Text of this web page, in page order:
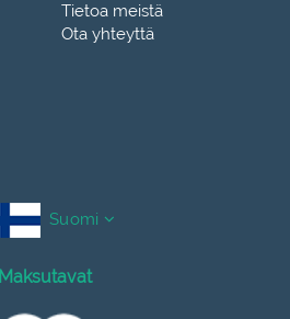
Tietoa meistä
Ota yhteyttä
Suomi
Maksutavat